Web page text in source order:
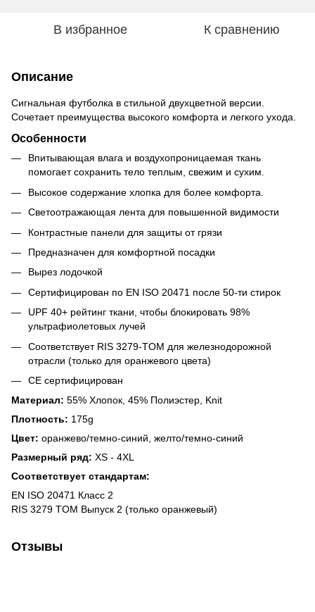
В избранное К сравнению
Описание
Сигнальная футболка в стильной двухцветной версии.
Сочетает преимущества высокого комфорта и легкого ухода.
Особенности
Впитывающая влага и воздухопроницаемая ткань
помогает сохранить тело теплым, свежим и сухим.
Высокое содержание хлопка для более комфорта.
Светоотражающая лента для повышенной видимости
Контрастные панели для защиты от грязи
Предназначен для комфортной посадки
Вырез лодочкой
Сертифицирован по EN ISO 20471 после 50-ти стирок
UPF 40+ рейтинг ткани, чтобы блокировать 98%
ультрафиолетовых лучей
Соответствует RIS 3279-TOM для железнодорожной
отрасли (только для оранжевого цвета)
CE сертифицирован
Материал: 55% Хлопок, 45% Полиэстер, Knit
Плотность: 175g
Цвет: оранжево/темно-синий, желто/темно-синий
Размерный ряд: XS - 4XL
Соответствует стандартам:
EN ISO 20471 Класс 2
RIS 3279 TOM Выпуск 2 (только оранжевый)
Отзывы